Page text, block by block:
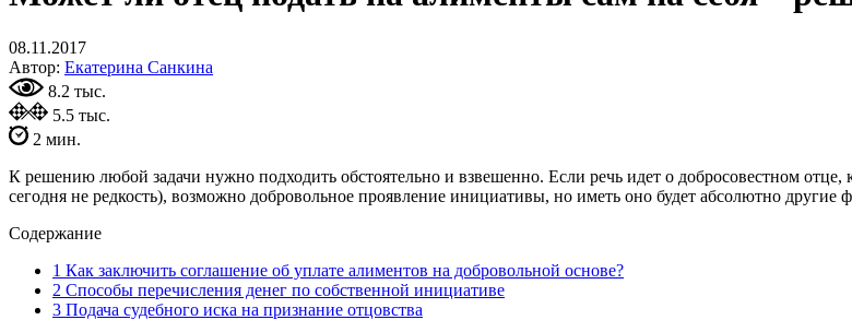
08.11.2017
Автор: Екатерина Санкина
8.2 тыс.
5.5 тыс.
2 мин.
К решению любой задачи нужно подходить обстоятельно и взвешенно. Если речь идет о добросовестном отце,
сегодня не редкость), возможно добровольное проявление инициативы, но иметь оно будет абсолютно другие
Содержание
1 Как заключить соглашение об уплате алиментов на добровольной основе?
2 Способы перечисления денег по собственной инициативе
3 Подача судебного иска на признание отцовства